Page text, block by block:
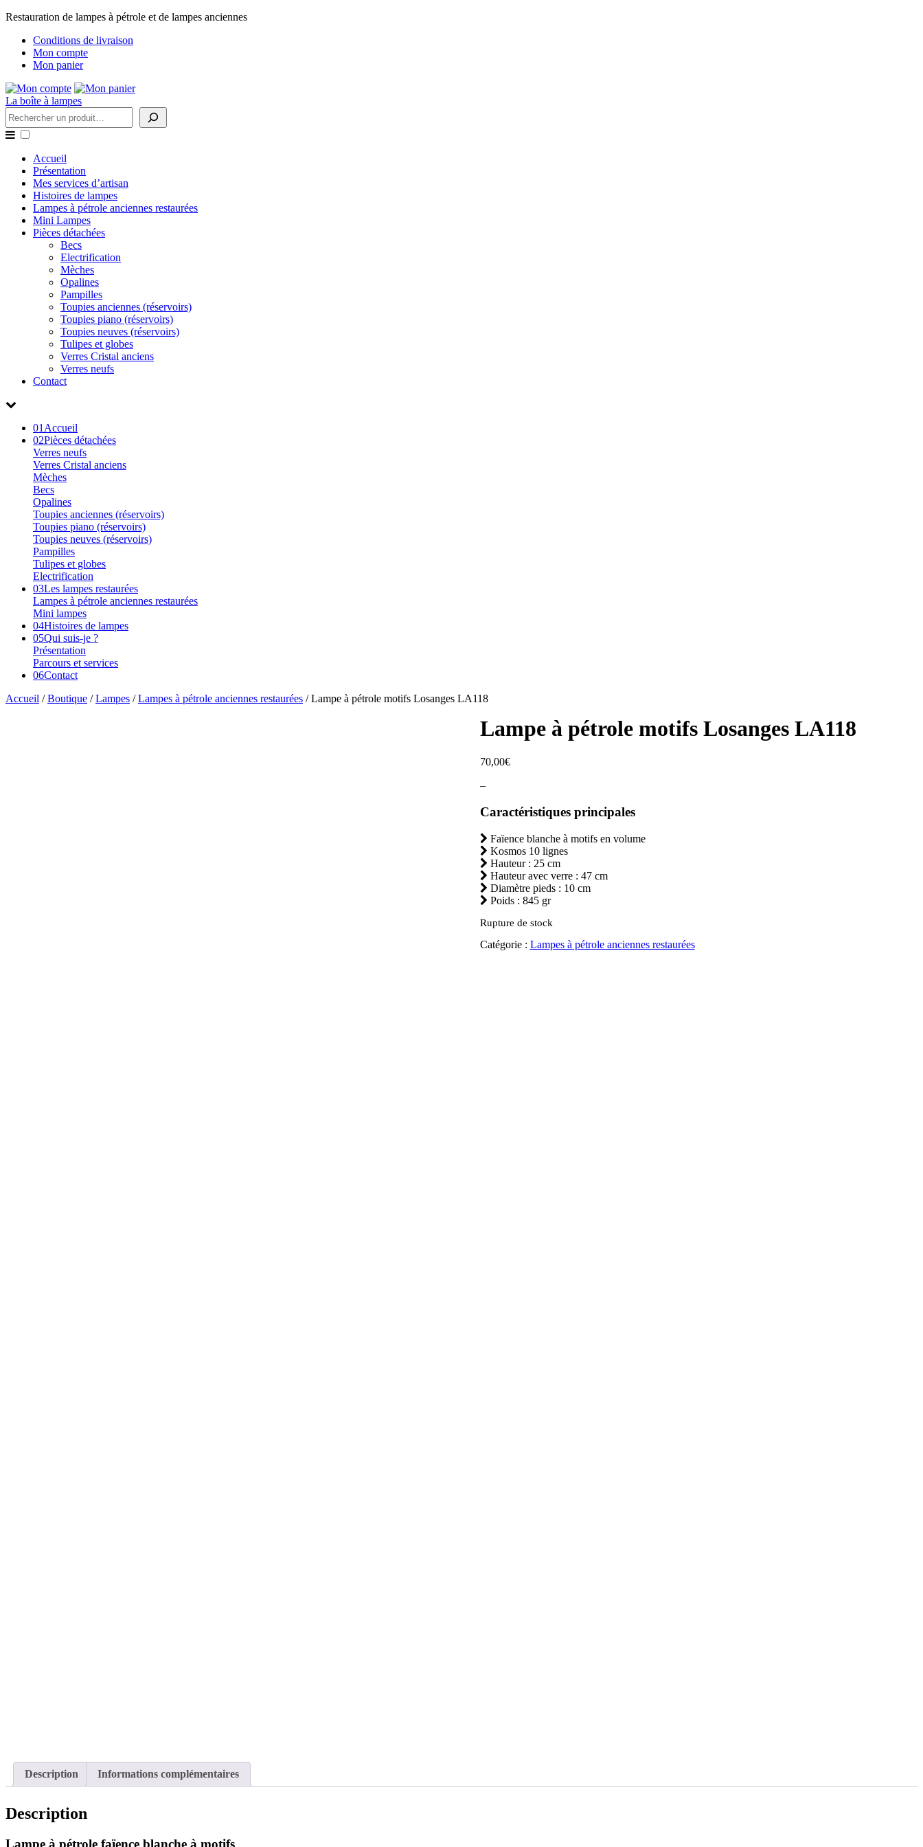
Restauration de lampes à pétrole et de lampes anciennes
Conditions de livraison
Mon compte
Mon panier
La boîte à lampes
Rechercher
Accueil
Présentation
Mes services d’artisan
Histoires de lampes
Lampes à pétrole anciennes restaurées
Mini Lampes
Pièces détachées
Becs
Electrification
Mèches
Opalines
Pampilles
Toupies anciennes (réservoirs)
Toupies piano (réservoirs)
Toupies neuves (réservoirs)
Tulipes et globes
Verres Cristal anciens
Verres neufs
Contact
01 Accueil
02Pièces détachées
Verres neufs
Verres Cristal anciens
Mèches
Becs
Opalines
Toupies anciennes (réservoirs)
Toupies piano (réservoirs)
Toupies neuves (réservoirs)
Pampilles
Tulipes et globes
Electrification
03Les lampes restaurées
Lampes à pétrole anciennes restaurées
Mini lampes
04Histoires de lampes
05Qui suis-je ?
Présentation
Parcours et services
06Contact
Accueil /Boutique /Lampes /Lampes à pétrole anciennes restaurées / Lampe à pétrole motifs Losanges LA118
Lampe à pétrole motifs Losanges LA118
70,00€
–
Caractéristiques principales
Faïence blanche à motifs en volume
Kosmos 10 lignes
Hauteur : 25 cm
Hauteur avec verre : 47 cm
Diamètre pieds : 10 cm
Poids : 845 gr
Rupture de stock
Catégorie : Lampes à pétrole anciennes restaurées
Description Informations complémentaires
Description
Lampe à pétrole faïence blanche à motifs